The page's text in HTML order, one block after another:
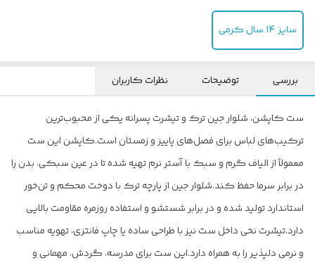
سایز 14 سال کرمی
بررسی توضیحات نظرات کاربران
ست کاپشن، شلوار جین ترک و تیشرت پسرانه یکی از محبوب‌ترین
ترکیب‌های لباس برای فصل‌های پاییز و زمستان است.کاپشن این ست
معمولاً از الیاف گرم و سبک با آستر نرم تهیه شده تا در عین سبکی، بدن را
در برابر سرما حفظ کند.شلوار جین از پارچه ترک با دوخت محکم و تن‌خور
استاندارد تولید شده و در برابر شستشو و استفاده روزمره مقاومت بالایی
دارد.تیشرت نخی داخل ست نیز با طراحی ساده یا چاپ فانتزی، تهویه مناسب
و نرمی دلپذیر را به همراه دارد.این ست برای مدرسه، گردش، مهمانی و